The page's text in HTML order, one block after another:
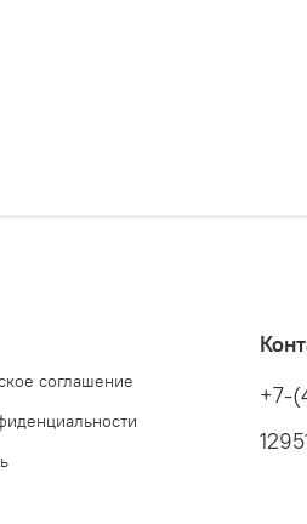
соглашение
+7-